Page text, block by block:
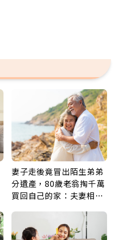
妻子走後竟冒出陌生弟弟
分遺產，80歲老翁掏千萬
買回自己的家：夫妻相守